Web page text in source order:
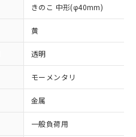
きのこ 中形(φ40mm)
黄
透明
モーメンタリ
金属
一般負荷用